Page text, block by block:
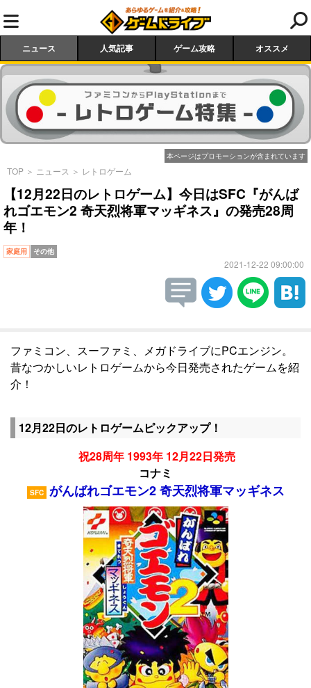
ニュース 人気記事 ゲーム攻略 オススメ
本ページはプロモーションが含まれています
TOP ＞ ニュース ＞ レトロゲーム
【12月22日のレトロゲーム】今日はSFC『がんば
れゴエモン2 奇天烈将軍マッギネス』の発売28周
年！
家庭用 その他
2021-12-22 09:00:00
ファミコン、スーファミ、メガドライブにPCエンジン。
昔なつかしいレトロゲームから今日発売されたゲームを紹
介！
12月22日のレトロゲームピックアップ！
祝28周年 1993年 12月22日発売
コナミ
SFC がんばれゴエモン2 奇天烈将軍マッギネス